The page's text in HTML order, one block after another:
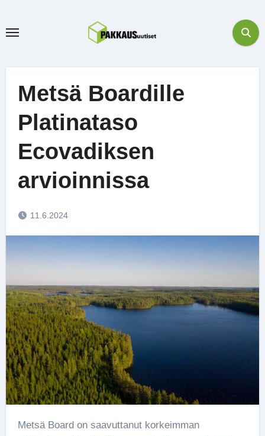
Metsä Boardille
Platinataso
Ecovadiksen
arvioinnissa
11.6.2024
Metsä Board on saavuttanut korkeimman